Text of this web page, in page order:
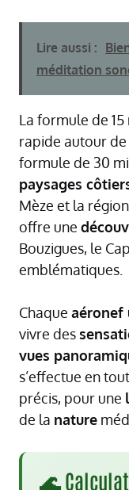
Lire aussi :
méditation
La formule de
rapide autour de
formule de 30
paysages
Mèze et la
offre une
Bouzigues, le
emblématiques.
Chaque aéronef
vivre des
vues
s’effectue en
précis, pour une
de la nature
🌊